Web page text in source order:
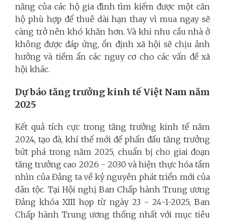
năng của các hộ gia đình tìm kiếm được một căn
hộ phù hợp để thuê dài hạn thay vì mua ngay sẽ
càng trở nên khó khăn hơn. Và khi nhu cầu nhà ở
không được đáp ứng, ổn định xã hội sẽ chịu ảnh
hưởng và tiềm ẩn các nguy cơ cho các vấn đề xã
hội khác.
Dự báo tăng trưởng kinh tế Việt Nam năm
2025
Kết quả tích cực trong tăng trưởng kinh tế năm
2024, tạo đà, khí thế mới để phấn đấu tăng trưởng
bứt phá trong năm 2025, chuẩn bị cho giai đoạn
tăng trưởng cao 2026 - 2030 và hiện thực hóa tầm
nhìn của Đảng ta về kỷ nguyên phát triển mới của
dân tộc. Tại Hội nghị Ban Chấp hành Trung ương
Đảng khóa XIII họp từ ngày 23 - 24-1-2025, Ban
Chấp hành Trung ương thống nhất với mục tiêu